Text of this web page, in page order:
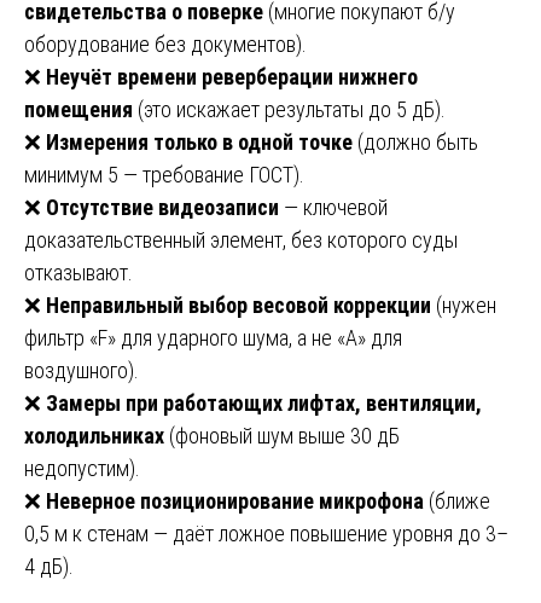
свидетельства о поверке (многие покупают б/у
оборудование без документов).
❌ Неучёт времени реверберации нижнего
помещения (это искажает результаты до 5 дБ).
❌ Измерения только в одной точке (должно быть
минимум 5 — требование ГОСТ).
❌ Отсутствие видеозаписи — ключевой
доказательственный элемент, без которого суды
отказывают.
❌ Неправильный выбор весовой коррекции (нужен
фильтр «F» для ударного шума, а не «A» для
воздушного).
❌ Замеры при работающих лифтах, вентиляции,
холодильниках (фоновый шум выше 30 дБ
недопустим).
❌ Неверное позиционирование микрофона (ближе
0,5 м к стенам — даёт ложное повышение уровня до 3–
4 дБ).